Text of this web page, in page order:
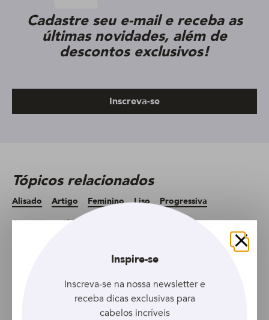
Cadastre seu e-mail e receba as
últimas novidades, além de
descontos exclusivos!
Inscreva-se
Tópicos relacionados
Alisado Artigo Feminino Liso
Progressiva
Queratina
Shampoo
Artigo seguinte
Fechar
Inspire-se
Inscreva-se na nossa newsletter e
receba dicas exclusivas para
cabelos incríveis